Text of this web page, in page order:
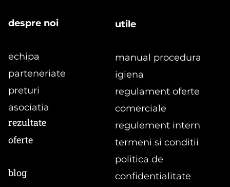
despre noi
echipa
parteneriate
preturi
asociatia
rezultate
oferte
blog
utile
manual procedura
igiena
regulament oferte
comerciale
regulement intern
termeni si conditii
politica de
confidentialitate